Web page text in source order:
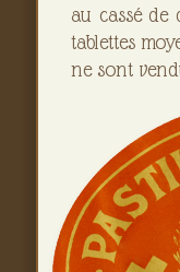
au cassé de
tablettes
ne sont